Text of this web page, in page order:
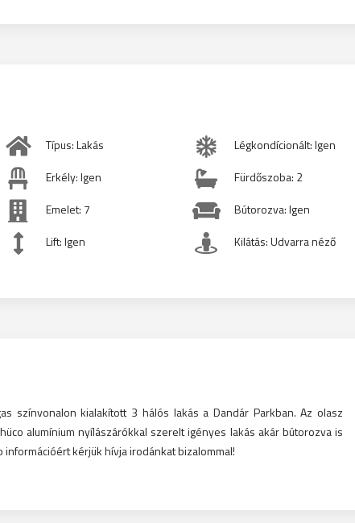
Típus: Lakás
Légkondícionált: Igen
Erkély: Igen
Fürdőszoba: 2
Emelet: 7
Bútorozva: Igen
Lift: Igen Kilátás: Udvarra néző
színvonalon kialakított 3 hálós lakás a Dandár Parkban. Az olasz
alumínium nyílászárókkal szerelt igényes lakás akár bútorozva is
kérjük hívja irodánkat bizalommal!